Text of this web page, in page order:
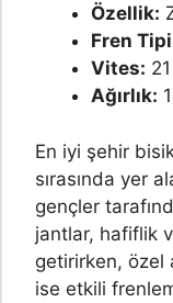
Özellik:
Fren
Vites: 21
Ağırlık:
En iyi şehir
sırasında yer
gençler
jantlar, hafiflik
getirirken, özel
ise etkili